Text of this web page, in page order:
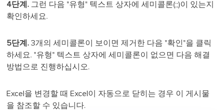
4단계. 그런 다음 "유형" 텍스트 상자에 세미콜론(;;)이 있는지
확인하세요.
5단계. 3개의 세미콜론이 보이면 제거한 다음 "확인"을 클릭
하세요. "유형" 텍스트 상자에 세미콜론이 없으면 다음 해결
방법으로 진행하십시오.
Excel을 변경할 때 Excel이 자동으로 닫히는 경우 이 게시물
을 참조할 수 있습니다.